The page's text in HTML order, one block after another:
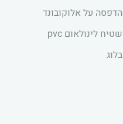
הדפסה על אלוקובונד
שטיח לינולאום pvc
בלוג